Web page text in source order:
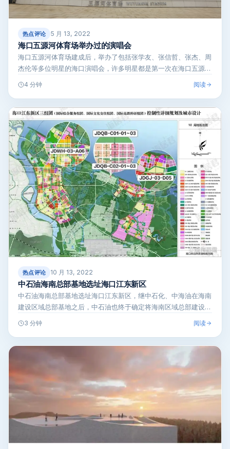
热点评论 5 月 13, 2022
海口五源河体育场举办过的演唱会
海口五源河体育场建成后，举办了包括张学友、张信哲、张杰、周
杰伦等多位明星的海口演唱会，许多明星都是第一次在海口五源河
体育场举办演唱…
4 分钟 阅读
热点评论 10 月 13, 2022
中石油海南总部基地选址海口江东新区
中石油海南总部基地选址海口江东新区，继中石化、中海油在海南
建设区域总部基地之后，中石油也终于确定将海南区域总部建设在
3 分钟 阅读